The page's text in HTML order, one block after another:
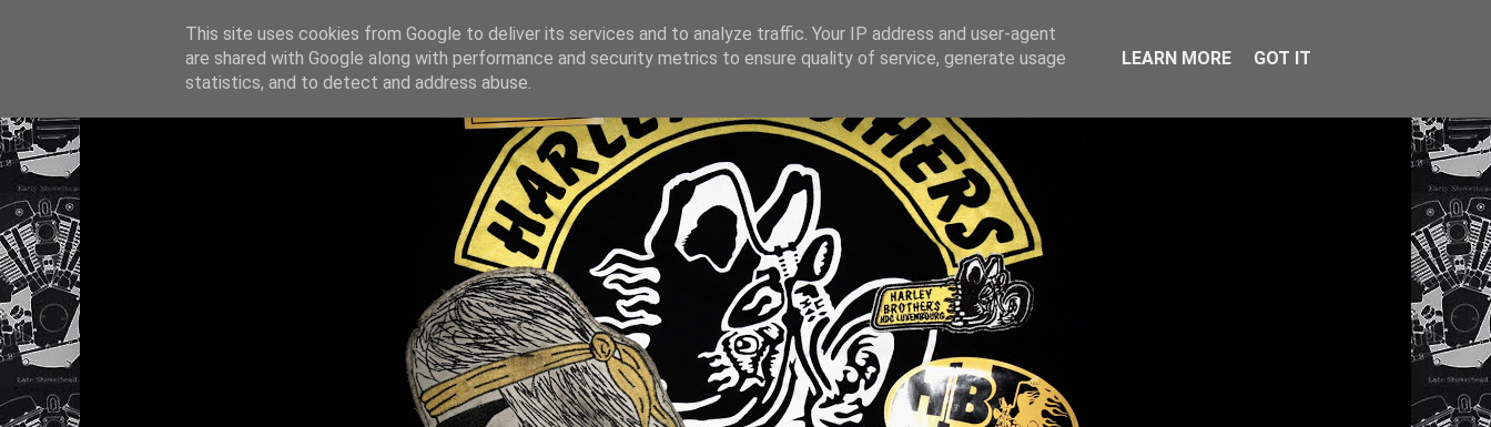
This site uses cookies from Google to deliver its services and to analyze traffic. Your IP address and user-agent
are shared with Google along with performance and security metrics to ensure quality of service, generate usage
statistics, and to detect and address abuse.
LEARN MORE GOT IT